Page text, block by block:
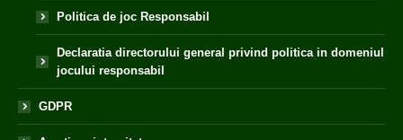
Politica de joc Responsabil
Declaratia directorului general privind politica in domeniul
jocului responsabil
GDPR